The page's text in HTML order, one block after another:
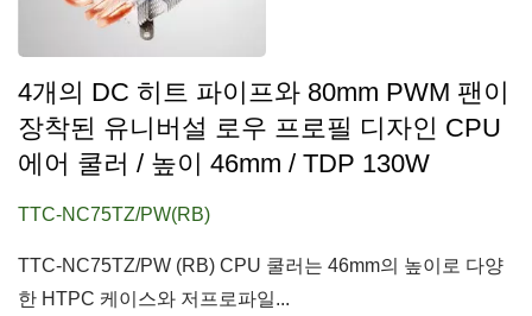
4개의 DC 히트 파이프와 80mm PWM 팬이
장착된 유니버설 로우 프로필 디자인 CPU
에어 쿨러 / 높이 46mm / TDP 130W
TTC-NC75TZ/PW(RB)
TTC-NC75TZ/PW (RB) CPU 쿨러는 46mm의 높이로 다양
한 HTPC 케이스와 저프로파일...